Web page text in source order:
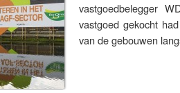
vastgoedbelegger
vastgoed gekocht
van de gebouwen